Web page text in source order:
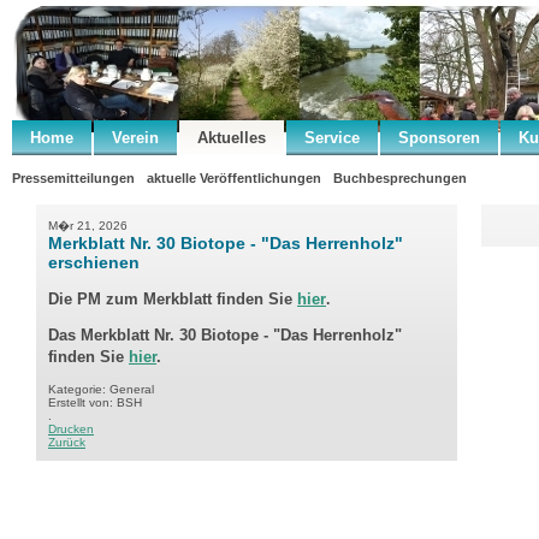
Home Verein Aktuelles Service Sponsoren
Pressemitteilungen aktuelle Veröffentlichungen Buchbesprechungen
M�r 21, 2026
Merkblatt Nr. 30 Biotope - "Das Herrenholz"
erschienen
Die PM zum Merkblatt finden Sie hier.
Das Merkblatt Nr. 30 Biotope - "Das Herrenholz"
finden Sie hier.
Kategorie: General
Erstellt von: BSH
Drucken
Zurück